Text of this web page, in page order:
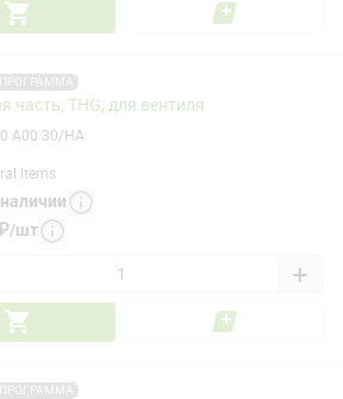
часть, THG, для вентиля
A00 30/HA
Items
/шт
+